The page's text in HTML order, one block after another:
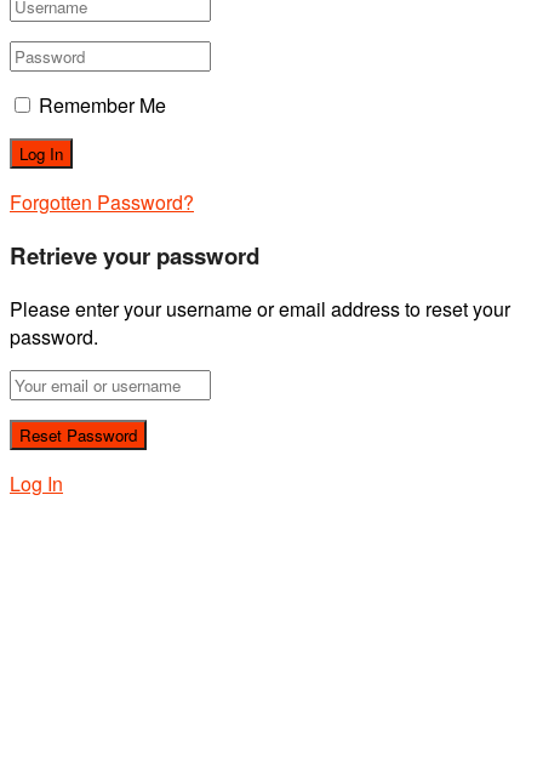
Remember Me
Forgotten Password?
Retrieve your password
Please enter your username or email address to reset your
password.
Log In